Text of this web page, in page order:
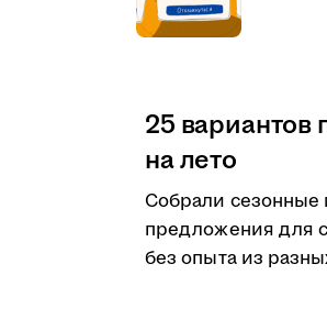
25 вариантов
на лето
Собрали сезонные
предложения для
без опыта из